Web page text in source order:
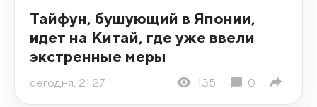
Тайфун, бушующий в Японии,
идет на Китай, где уже ввели
экстренные меры
сегодня, 21:27 135 0